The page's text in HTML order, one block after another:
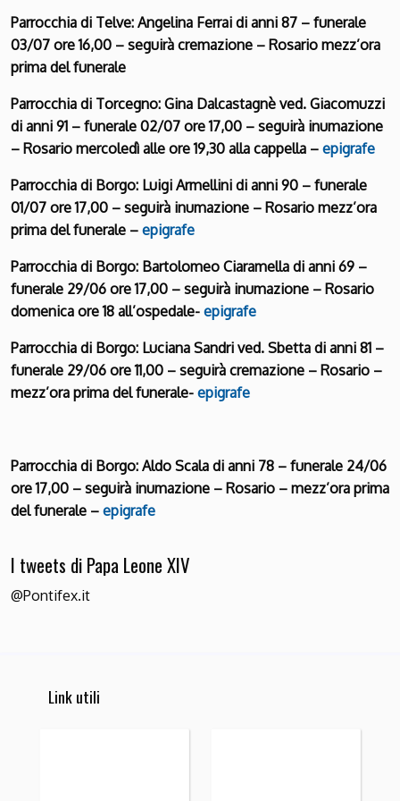
Parrocchia di Telve: Angelina Ferrai di anni 87 – funerale
03/07 ore 16,00 – seguirà cremazione – Rosario mezz’ora
prima del funerale
Parrocchia di Torcegno: Gina Dalcastagnè ved. Giacomuzzi
di anni 91 – funerale 02/07 ore 17,00 – seguirà inumazione
– Rosario mercoledì alle ore 19,30 alla cappella – epigrafe
Parrocchia di Borgo: Luigi Armellini di anni 90 – funerale
01/07 ore 17,00 – seguirà inumazione – Rosario mezz’ora
prima del funerale – epigrafe
Parrocchia di Borgo: Bartolomeo Ciaramella di anni 69 –
funerale 29/06 ore 17,00 – seguirà inumazione – Rosario
domenica ore 18 all’ospedale- epigrafe
Parrocchia di Borgo: Luciana Sandri ved. Sbetta di anni 81 –
funerale 29/06 ore 11,00 – seguirà cremazione – Rosario –
mezz’ora prima del funerale- epigrafe
Parrocchia di Borgo: Aldo Scala di anni 78 – funerale 24/06
ore 17,00 – seguirà inumazione – Rosario – mezz’ora prima
del funerale – epigrafe
I tweets di Papa Leone XIV
@Pontifex.it
Link utili